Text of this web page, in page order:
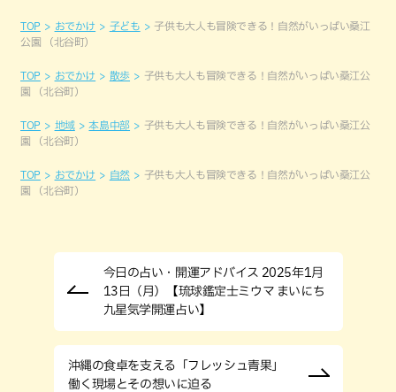
TOP おでかけ 子ども
子供も大人も冒険できる！自然がいっぱい桑江
公園 （北谷町）
TOP おでかけ 散歩
子供も大人も冒険できる！自然がいっぱい桑江公
園 （北谷町）
TOP 地域 本島中部
子供も大人も冒険できる！自然がいっぱい桑江公
園 （北谷町）
TOP おでかけ 自然
子供も大人も冒険できる！自然がいっぱい桑江公
園 （北谷町）
今日の占い・開運アドバイス 2025年1月
13日（月）【琉球鑑定士ミウマ まいにち
九星気学開運占い】
沖縄の食卓を支える「フレッシュ青果」
働く現場とその想いに迫る